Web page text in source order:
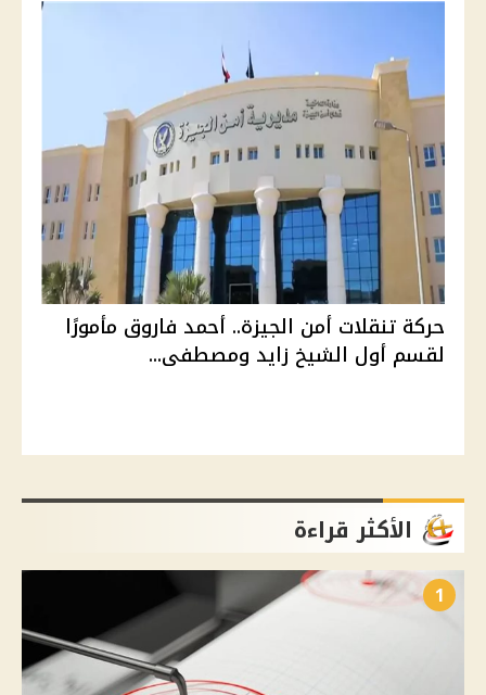
حركة تنقلات أمن الجيزة.. أحمد فاروق مأمورًا
لقسم أول الشيخ زايد ومصطفى...
الأكثر قراءة
1